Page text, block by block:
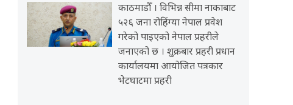
काठमाडौँ । विभिन्न सीमा नाकाबाट
५२६ जना रोहिंग्या नेपाल प्रवेश
गरेको पाइएको नेपाल प्रहरीले
जनाएको छ । शुक्रबार प्रहरी प्रधान
कार्यालयमा आयोजित पत्रकार
भेटघाटमा प्रहरी